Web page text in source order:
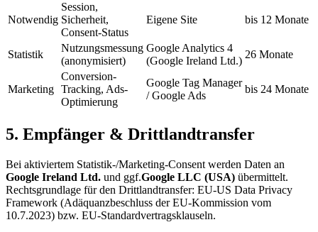
Notwendig
Session,
Sicherheit,
Consent-Status
Eigene Site bis 12 Monate
Statistik
Nutzungsmessung
(anonymisiert)
Google Analytics 4
(Google Ireland Ltd.)
26 Monate
Marketing
Conversion-
Tracking, Ads-
Optimierung
Google Tag Manager
/ Google Ads
bis 24 Monate
5. Empfänger & Drittlandtransfer
Bei aktiviertem Statistik-/Marketing-Consent werden Daten an
Google Ireland Ltd. und ggf.Google LLC (USA) übermittelt.
Rechtsgrundlage für den Drittlandtransfer: EU-US Data Privacy
Framework (Adäquanzbeschluss der EU-Kommission vom
10.7.2023) bzw. EU-Standardvertragsklauseln.